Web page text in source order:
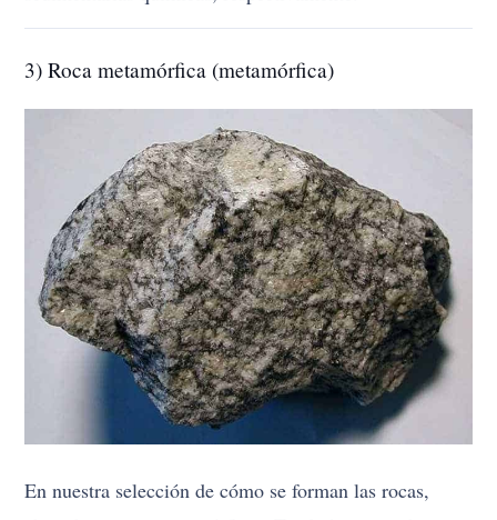
3) Roca metamórfica (metamórfica)
En nuestra selección de cómo se forman las rocas,